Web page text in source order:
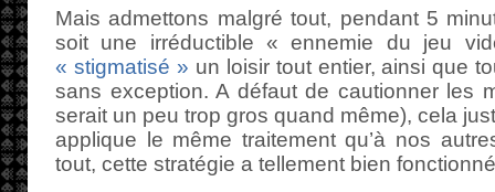
Mais admettons malgré tout, pendant 5
soit une irréductible « ennemie du jeu
« stigmatisé » un loisir tout entier, ainsi que
sans exception. A défaut de cautionner les
serait un peu trop gros quand même), cela
applique le même traitement qu’à nos
tout, cette stratégie a tellement bien